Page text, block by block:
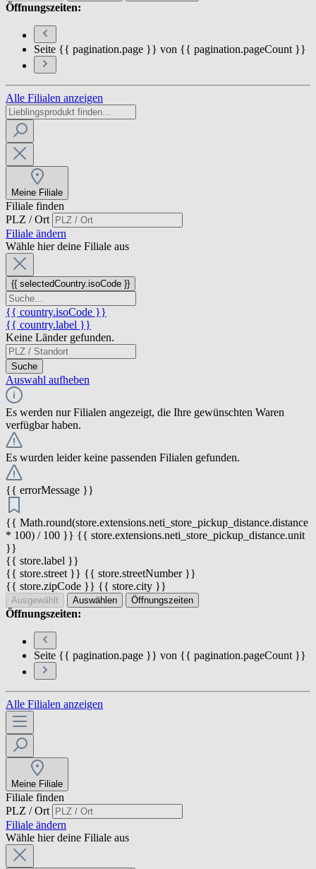
Öffnungszeiten:
Seite {{ pagination.page }} von {{ pagination.pageCount }}
Alle Filialen anzeigen
Meine Filiale
Filiale finden
PLZ / Ort
Filiale ändern
Wähle hier deine Filiale aus
{{ selectedCountry.isoCode }}
{{ country.isoCode }}
{{ country.label }}
Keine Länder gefunden.
Suche
Auswahl aufheben
Es werden nur Filialen angezeigt, die Ihre gewünschten Waren
verfügbar haben.
Es wurden leider keine passenden Filialen gefunden.
{{ errorMessage }}
{{ Math.round(store.extensions.neti_store_pickup_distance.distance
* 100) / 100 }} {{ store.extensions.neti_store_pickup_distance.unit
}}
{{ store.label }}
{{ store.street }} {{ store.streetNumber }}
{{ store.zipCode }} {{ store.city }}
Ausgewählt Auswählen Öffnungszeiten
Öffnungszeiten:
Seite {{ pagination.page }} von {{ pagination.pageCount }}
Alle Filialen anzeigen
Meine Filiale
Filiale finden
PLZ / Ort
Filiale ändern
Wähle hier deine Filiale aus